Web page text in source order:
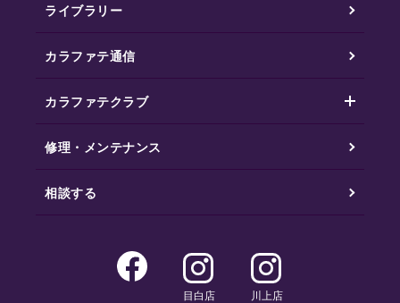
ライブラリー
カラファテ通信
カラファテクラブ
修理・メンテナンス
相談する
目白店 川上店